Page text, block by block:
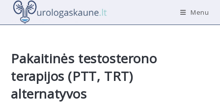
Menu
Pakaitinės testosterono
terapijos (PTT, TRT)
alternatyvos